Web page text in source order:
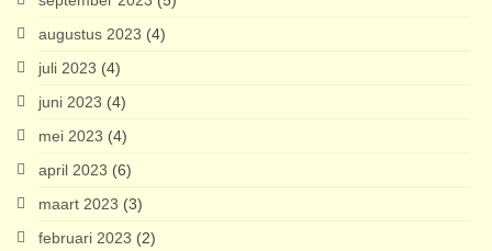
augustus 2023 (4)
juli 2023 (4)
juni 2023 (4)
mei 2023 (4)
april 2023 (6)
maart 2023 (3)
februari 2023 (2)